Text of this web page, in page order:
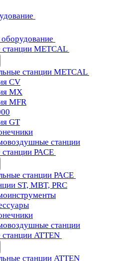
METCAL
станции METCAL
CV
MX
MFR
GT
станции
PACE
станции PACE
ST, MBT, PRC
станции
ATTEN
станции ATTEN